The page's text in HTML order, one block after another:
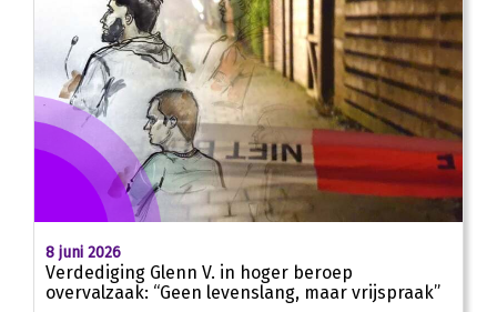
8 juni 2026
Verdediging Glenn V. in hoger beroep
overvalzaak: “Geen levenslang, maar vrijspraak”